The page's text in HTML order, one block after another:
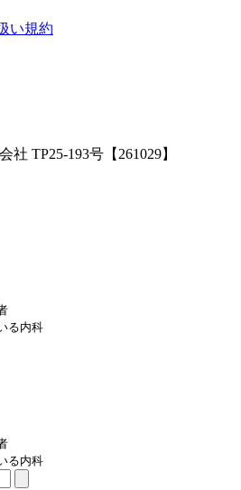
い規約
TP25-193号【261029】
る内科
る内科